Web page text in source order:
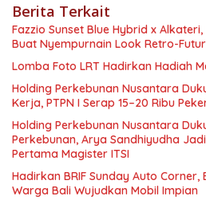
Berita Terkait
Fazzio Sunset Blue Hybrid x
Buat Nyempurnain Look Retro-
Lomba Foto LRT Hadirkan Hadiah
Holding Perkebunan Nusantara
Kerja, PTPN I Serap 15–20 Ribu
Holding Perkebunan Nusantara
Perkebunan, Arya Sandhiyudha
Pertama Magister ITSI
Hadirkan BRIF Sunday Auto Corner,
Warga Bali Wujudkan Mobil Impian